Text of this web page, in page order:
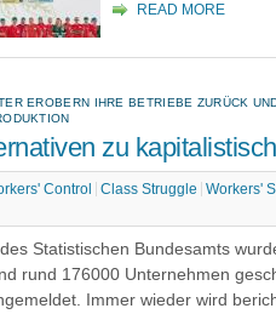
READ MORE
EROBERN IHRE BETRIEBE ZURÜCK
zu
Control Class Struggle Workers'
Statistischen Bundesamts
rund 176000 Unternehmen
Immer wieder wird